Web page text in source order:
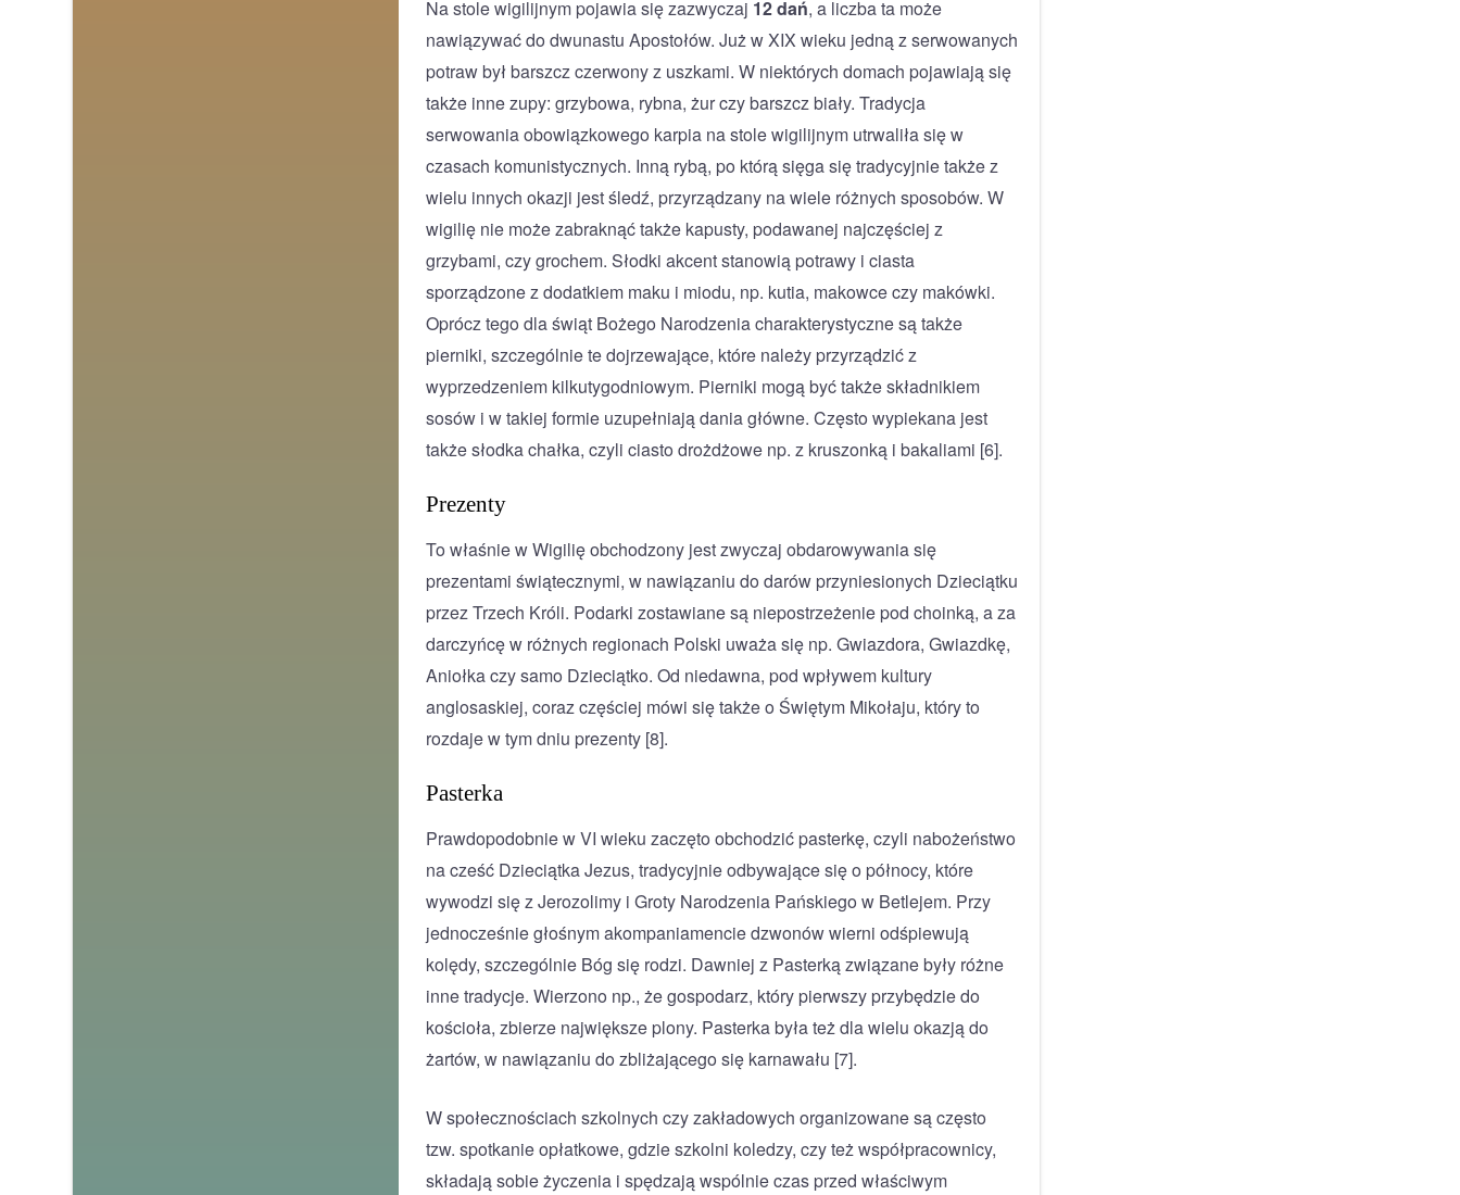
Na stole wigilijnym pojawia się zazwyczaj 12 dań, a liczba ta może
nawiązywać do dwunastu Apostołów. Już w XIX wieku jedną z serwowanych
potraw był barszcz czerwony z uszkami. W niektórych domach pojawiają się
także inne zupy: grzybowa, rybna, żur czy barszcz biały. Tradycja
serwowania obowiązkowego karpia na stole wigilijnym utrwaliła się w
czasach komunistycznych. Inną rybą, po którą sięga się tradycyjnie także z
wielu innych okazji jest śledź, przyrządzany na wiele różnych sposobów. W
wigilię nie może zabraknąć także kapusty, podawanej najczęściej z
grzybami, czy grochem. Słodki akcent stanowią potrawy i ciasta
sporządzone z dodatkiem maku i miodu, np. kutia, makowce czy makówki.
Oprócz tego dla świąt Bożego Narodzenia charakterystyczne są także
pierniki, szczególnie te dojrzewające, które należy przyrządzić z
wyprzedzeniem kilkutygodniowym. Pierniki mogą być także składnikiem
sosów i w takiej formie uzupełniają dania główne. Często wypiekana jest
także słodka chałka, czyli ciasto drożdżowe np. z kruszonką i bakaliami [6].
Prezenty
To właśnie w Wigilię obchodzony jest zwyczaj obdarowywania się
prezentami świątecznymi, w nawiązaniu do darów przyniesionych Dzieciątku
przez Trzech Króli. Podarki zostawiane są niepostrzeżenie pod choinką, a za
darczyńcę w różnych regionach Polski uważa się np. Gwiazdora, Gwiazdkę,
Aniołka czy samo Dzieciątko. Od niedawna, pod wpływem kultury
anglosaskiej, coraz częściej mówi się także o Świętym Mikołaju, który to
rozdaje w tym dniu prezenty [8].
Pasterka
Prawdopodobnie w VI wieku zaczęto obchodzić pasterkę, czyli nabożeństwo
na cześć Dzieciątka Jezus, tradycyjnie odbywające się o północy, które
wywodzi się z Jerozolimy i Groty Narodzenia Pańskiego w Betlejem. Przy
jednocześnie głośnym akompaniamencie dzwonów wierni odśpiewują
kolędy, szczególnie Bóg się rodzi. Dawniej z Pasterką związane były różne
inne tradycje. Wierzono np., że gospodarz, który pierwszy przybędzie do
kościoła, zbierze największe plony. Pasterka była też dla wielu okazją do
żartów, w nawiązaniu do zbliżającego się karnawału [7].
W społecznościach szkolnych czy zakładowych organizowane są często
tzw. spotkanie opłatkowe, gdzie szkolni koledzy, czy też współpracownicy,
składają sobie życzenia i spędzają wspólnie czas przed właściwym